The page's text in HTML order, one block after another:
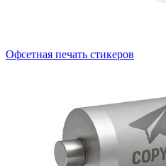
Офсетная печать стикеров